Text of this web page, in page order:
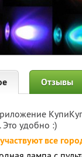
Отзывы
удобно :)
все